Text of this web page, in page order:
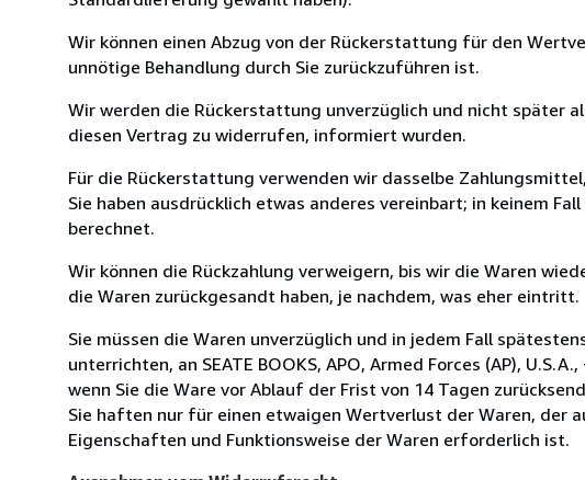
Wir können einen Abzug von der Rückerstattung für den
unnötige Behandlung durch Sie zurückzuführen ist.
Wir werden die Rückerstattung unverzüglich und nicht später
diesen Vertrag zu widerrufen, informiert wurden.
Für die Rückerstattung verwenden wir dasselbe
Sie haben ausdrücklich etwas anderes vereinbart; in keinem
berechnet.
Wir können die Rückzahlung verweigern, bis wir die Waren
die Waren zurückgesandt haben, je nachdem, was eher eintritt.
Sie müssen die Waren unverzüglich und in jedem Fall
unterrichten, an SEATE BOOKS, APO, Armed Forces (AP),
wenn Sie die Ware vor Ablauf der Frist von 14 Tagen
Sie haften nur für einen etwaigen Wertverlust der Waren, der
Eigenschaften und Funktionsweise der Waren erforderlich ist.